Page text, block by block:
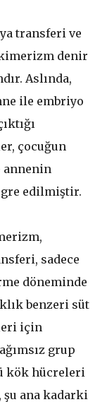
transferi ve
denir
Aslında,
ile embriyo
çocuğun
annenin
edilmiştir.
sadece
döneminde
benzeri süt
için
grup
kök hücreleri
ana kadarki